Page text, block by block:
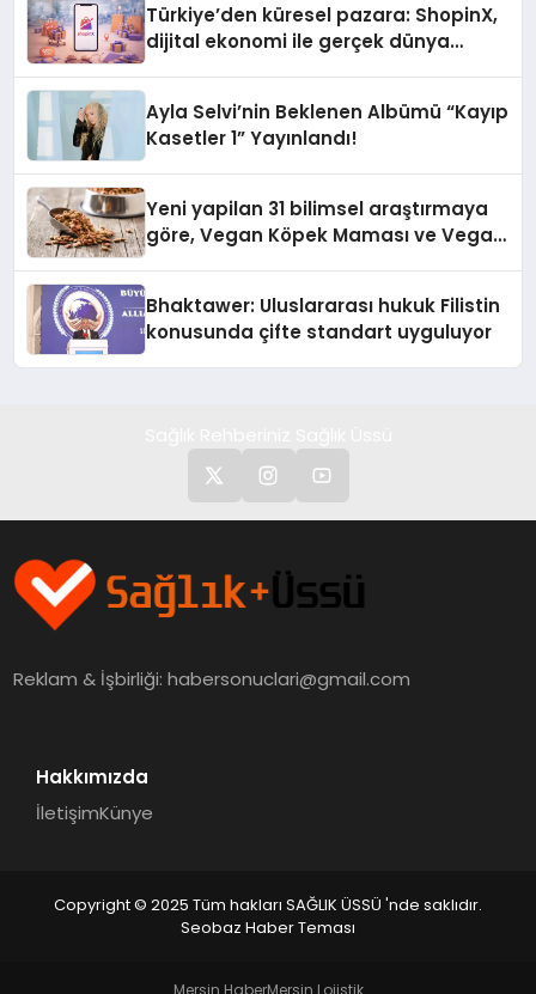
Türkiye’den küresel pazara: ShopinX,
dijital ekonomi ile gerçek dünya
Ayla Selvi’nin Beklenen Albümü “Kayıp
Kasetler 1” Yayınlandı!
Yeni yapilan 31 bilimsel araştırmaya
göre, Vegan Köpek Maması ve Vegan
Bhaktawer: Uluslararası hukuk Filistin
konusunda çifte standart uyguluyor
Reklam & İşbirliği:habersonuclari@gmail.com
Hakkımızda
İletişimKünye
Copyright © 2025 Tüm hakları SAĞLIK ÜSSÜ 'nde saklıdır.
Seobaz Haber Teması
Mersin HaberMersin Lojistik